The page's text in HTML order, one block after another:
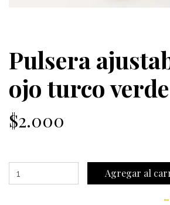
Pulsera
ojo turco
$2.000